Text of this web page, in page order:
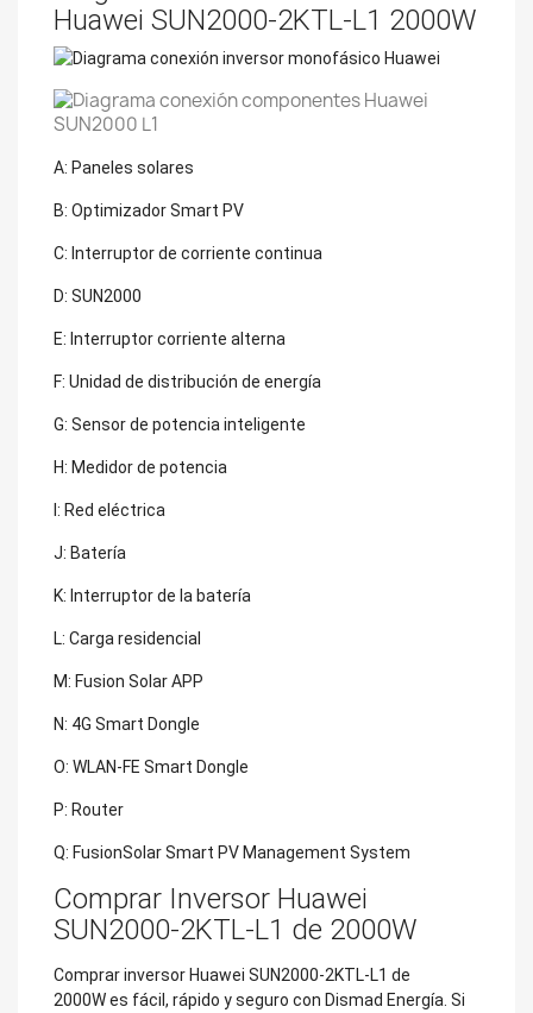
Huawei SUN2000-2KTL-L1 2000W
A: Paneles solares
B: Optimizador Smart PV
C: Interruptor de corriente continua
D: SUN2000
E: Interruptor corriente alterna
F: Unidad de distribución de energía
G: Sensor de potencia inteligente
H: Medidor de potencia
I: Red eléctrica
J: Batería
K: Interruptor de la batería
L: Carga residencial
M: Fusion Solar APP
N: 4G Smart Dongle
O: WLAN-FE Smart Dongle
P: Router
Q: FusionSolar Smart PV Management System
Comprar Inversor Huawei
SUN2000-2KTL-L1 de 2000W
Comprar inversor Huawei SUN2000-2KTL-L1 de
2000W es fácil, rápido y seguro con Dismad Energía. Si